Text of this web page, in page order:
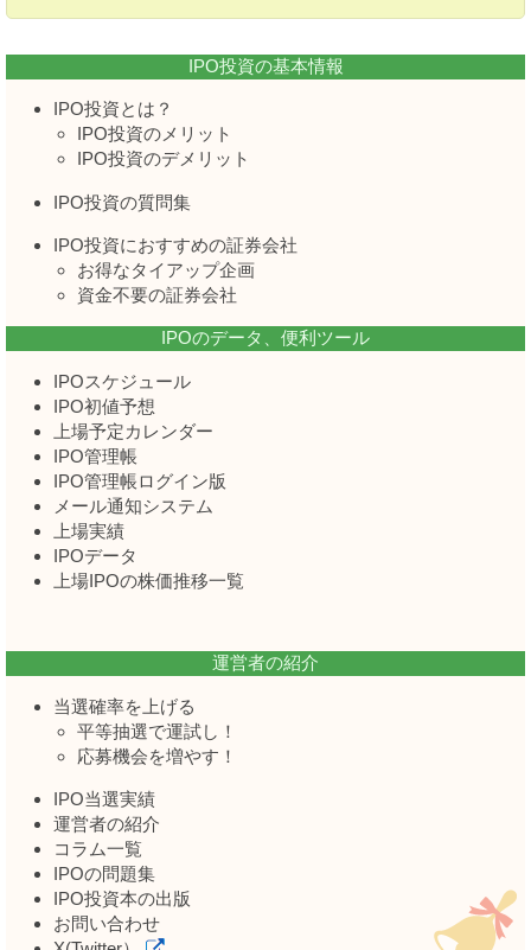
IPO投資の基本情報
IPO投資とは？
IPO投資のメリット
IPO投資のデメリット
IPO投資の質問集
IPO投資におすすめの証券会社
お得なタイアップ企画
資金不要の証券会社
IPOのデータ、便利ツール
IPOスケジュール
IPO初値予想
上場予定カレンダー
IPO管理帳
IPO管理帳ログイン版
メール通知システム
上場実績
IPOデータ
上場IPOの株価推移一覧
運営者の紹介
当選確率を上げる
平等抽選で運試し！
応募機会を増やす！
IPO当選実績
運営者の紹介
コラム一覧
IPOの問題集
IPO投資本の出版
お問い合わせ